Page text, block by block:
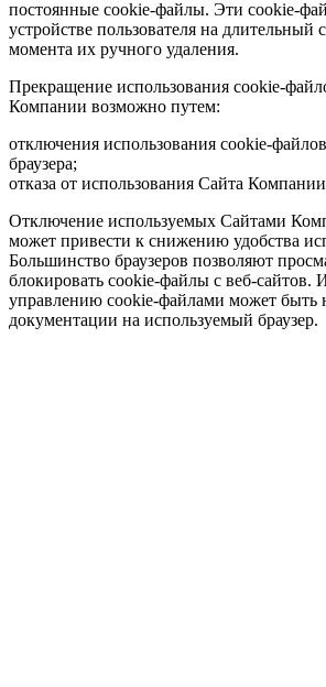
постоянные cookie-файлы. Эти cookie-
устройстве пользователя на длительный
момента их ручного удаления.
Прекращение использования cookie-
Компании возможно путем:
отключения использования cookie-
браузера;
отказа от использования Сайта
Отключение используемых Сайтами
может привести к снижению удобства
Большинство браузеров позволяют
блокировать cookie-файлы c веб-сайтов.
управлению cookie-файлами может быть
документации на используемый браузер.